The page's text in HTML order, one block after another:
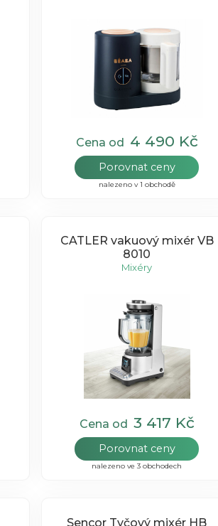
Cena od 4 490 Kč
Porovnat ceny
nalezeno v 1 obchodě
CATLER vakuový mixér VB
8010
Mixéry
Cena od 3 417 Kč
Porovnat ceny
nalezeno ve 3 obchodech
Sencor Tyčový mixér HB